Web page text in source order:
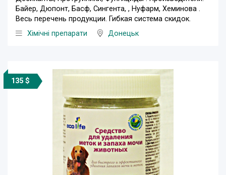
Байер, Дюпонт, Басф, Сингента, , Нуфарм, Хеминова .
Весь перечень продукции. Гибкая система скидок.
Хімічні препарати
Донецьк
135 $